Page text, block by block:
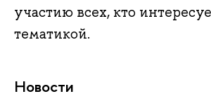
участию всех, кто
тематикой.
Новости